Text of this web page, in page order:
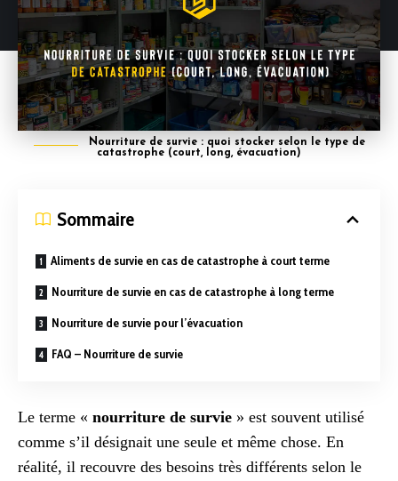
Nourriture de survie : quoi stocker selon le type de
catastrophe (court, long, évacuation)
Sommaire
Aliments de survie en cas de catastrophe à court terme
Nourriture de survie en cas de catastrophe à long terme
Nourriture de survie pour l’évacuation
FAQ – Nourriture de survie
Le terme « nourriture de survie » est souvent utilisé
comme s’il désignait une seule et même chose. En
réalité, il recouvre des besoins très différents selon le